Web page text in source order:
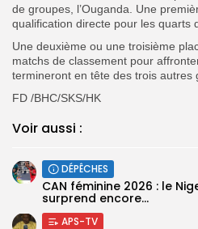
de groupes, l’Ouganda. Une
qualification directe pour les quarts
Une deuxième ou une troisième
matchs de classement pour
termineront en tête des trois autres
FD /BHC/SKS/HK
Voir aussi :
DÉPÊCHES
‎CAN féminine 2026 : le
surprend encore...
APS-TV